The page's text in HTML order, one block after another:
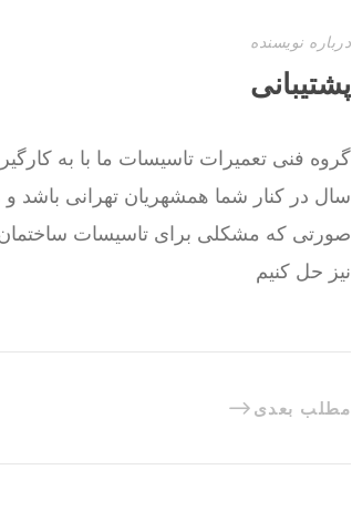
درباره نویسنده
پشتیبانی
صورتی که مشکلی برای تاسیسات ساختمان
نیز حل کنیم
مطلب بعدی